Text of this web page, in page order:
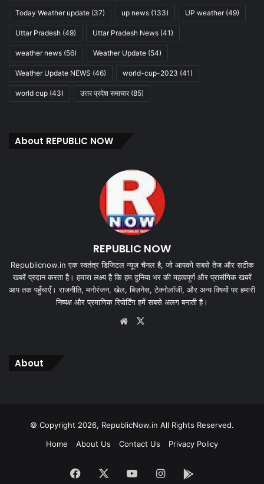
Today Weather update (37) up news (133) UP weather(49)
Uttar Pradesh (49) Uttar Pradesh News (41)
weather news (56) Weather Update (54)
Weather Update NEWS (46) world-cup-2023 (41)
world cup (43) उत्तर प्रदेश समाचार(85)
About REPUBLIC NOW
REPUBLIC NOW
Republicnow.in एक स्वतंत्र डिजिटल न्यूज़ चैनल है, जो आपको सबसे तेज और सटीक
खबरें प्रदान करता है। हमारा लक्ष्य है कि हम दुनिया भर की महत्वपूर्ण और प्रासंगिक खबरें
आप तक पहुँचाएँ। राजनीति, मनोरंजन, खेल, बिज़नेस, टेक्नोलॉजी, और अन्य विषयों पर हमारी
निष्पक्ष और प्रमाणिक रिपोर्टिंग हमें सबसे अलग बनाती है।
Website
About
© Copyright 2026, RepublicNow.in All Rights Reserved.
Home
About Us Contact Us Privacy Policy
Facebook YouTubeInstagram